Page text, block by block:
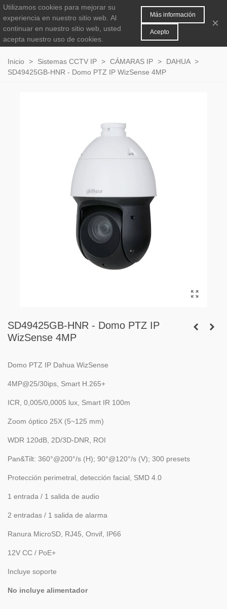
0
Inicio > Sistemas CCTV IP > CÁMARAS IP > DAHUA >
SD49425GB-HNR - Domo PTZ IP WizSense 4MP
SD49425GB-HNR - Domo PTZ IP
WizSense 4MP
Domo PTZ IP Dahua WizSense
4MP@25/30ips, Smart H.265+
ICR, 0,005/0,0005 lux, Smart IR 100m
Zoom óptico 25X (5~125 mm)
WDR 120dB, 2D/3D-DNR, ROI
Pan&Tilt: 360°@200°/s (H); 90°@120°/s (V); 300 presets
Protección perimetral, detección facial, SMD 4.0
1 entrada / 1 salida de audio
2 entradas / 1 salida de alarma
Ranura MicroSD, RJ45, Onvif, IP66
12V CC / PoE+
Incluye soporte
No incluye alimentador
Utilizamos cookies para mejorar su
experiencia en nuestro sitio web. Al
continuar en nuestro sitio web, usted
acepta nuestro uso de cookies.
Más información
Acepto
×